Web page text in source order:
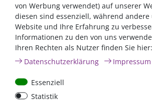
Vertrag widerrufen
Zahlungsarten
von Werbung verwendet) auf unserer
diesen sind essenziell, während
Website und Ihre Erfahrung zu
Informationen zu den von uns
Ihren Rechten als Nutzer finden Sie hier:
Daten­schutz­erklärung
Impressum
Essenziell
Statistik